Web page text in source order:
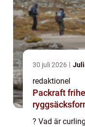
30 juli 2026
redaktionel
Packraft frihet på vattnet i
? Vad är